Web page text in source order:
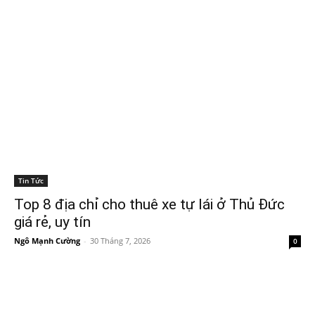
Tin Tức
Top 8 địa chỉ cho thuê xe tự lái ở Thủ Đức
giá rẻ, uy tín
Ngô Mạnh Cường - 30 Tháng 7, 2026 0